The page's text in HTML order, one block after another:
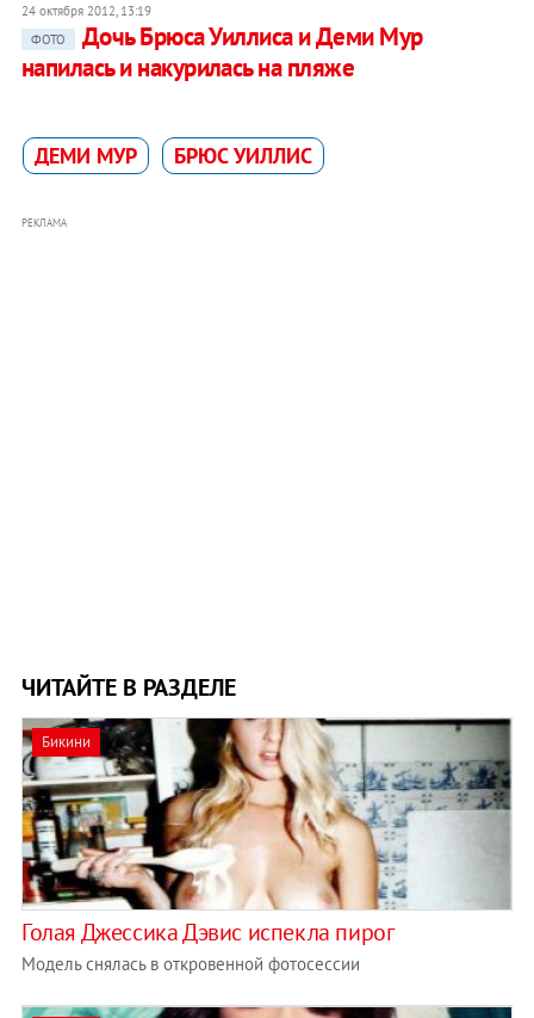
24 октября 2012, 13:19
ФОТО
Дочь Брюса Уиллиса и Деми Мур
напилась и накурилась на пляже
ДЕМИ МУР БРЮС УИЛЛИС
РЕКЛАМА
ЧИТАЙТЕ В РАЗДЕЛЕ
Бикини
Голая Джессика Дэвис испекла пирог
Модель снялась в откровенной фотосессии